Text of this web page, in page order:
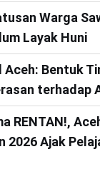
Warga
Layak Huni
Aceh: Bentuk
terhadap
RENTAN!,
2026 Ajak